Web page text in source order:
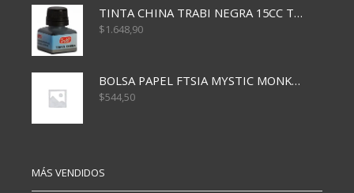
TINTA CHINA TRABI NEGRA 15CC TR3460
$1.648,90
BOLSA PAPEL FTSIA MYSTIC MONKEY 14/08/20
$544,50
MÁS VENDIDOS